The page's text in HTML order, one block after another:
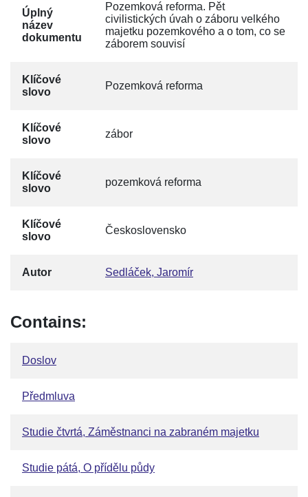
Úplný
název
dokumentu
Pozemková reforma. Pět
civilistických úvah o záboru velkého
majetku pozemkového a o tom, co se
záborem souvisí
Klíčové
slovo
Pozemková reforma
Klíčové
slovo
zábor
Klíčové
slovo
pozemková reforma
Klíčové
slovo
Československo
Autor Sedláček, Jaromír
Contains:
Doslov
Předmluva
Studie čtvrtá, Záměstnanci na zabraném majetku
Studie pátá, O přídělu půdy